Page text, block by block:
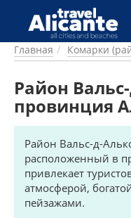
Перейти к основному
ГОРОДА
СПРАВОЧНАЯ
ПИТАНИЕ
ПРОЖИВАНИЕ
ПЛЯЖИ
КЕМПИНГ
КОМАРКИ
РЕЦЕПТЫ
Главная Комарки
Район
провинция
Район Вальс-д-
расположенный в
привлекает
атмосферой,
пейзажами.